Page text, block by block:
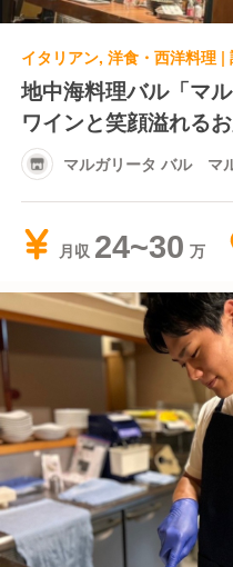
地中海料理バル「マ
ワインと笑顔溢れる
マルガリータ バル マ
月収 24~30